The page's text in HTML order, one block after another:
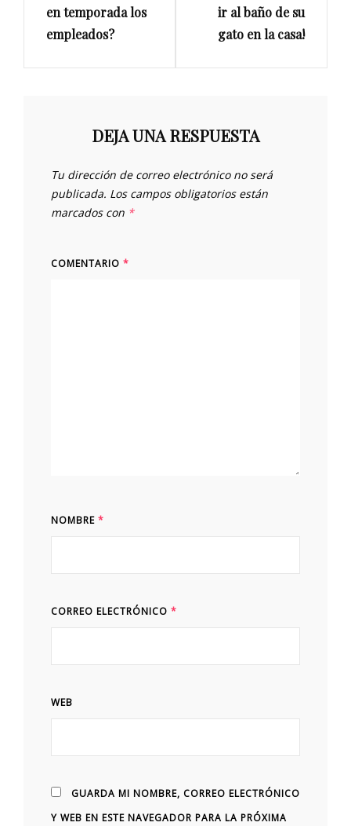
en temporada los
empleados?
ir al baño de su
gato en la casa!
DEJA UNA RESPUESTA
Tu dirección de correo electrónico no será
publicada. Los campos obligatorios están
marcados con *
COMENTARIO *
NOMBRE *
CORREO ELECTRÓNICO *
WEB
GUARDA MI NOMBRE, CORREO ELECTRÓNICO
Y WEB EN ESTE NAVEGADOR PARA LA PRÓXIMA